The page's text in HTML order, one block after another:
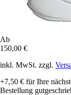
Ab
150,00 €
inkl. MwSt. zzgl.
+7,50 € für Ihre
Bestellung